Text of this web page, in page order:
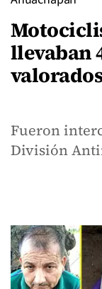
llevaban
Fueron
División